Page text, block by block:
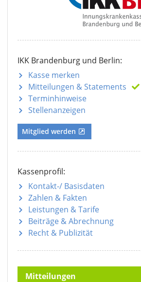
IKK Brandenburg und Berlin:
Kasse merken
Mitteilungen & Statements
Terminhinweise
Stellenanzeigen
Mitglied werden
Kassenprofil:
Kontakt-/ Basisdaten
Zahlen & Fakten
Leistungen & Tarife
Beiträge & Abrechnung
Recht & Publizität
Mitteilungen